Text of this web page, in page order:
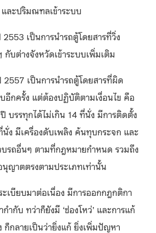
และปริมณฑลเข้าระบบ
เป็นการนำรถตู้โดยสารที่วิ่ง
กับต่างจังหวัดเข้าระบบเพิ่มเติม
2557 เป็นการนำรถตู้โดยสารที่ผิด
อีกครั้ง แต่ต้องปฏิบัติตามเงื่อนไข คือ
บรรทุกได้ไม่เกิน 14 ที่นั่ง มีการติดตั้ง
ง มีเครื่องดับเพลิง ค้นทุบกระจก และ
รถอื่นๆ ตามที่กฎหมายกำหนด รวมถึง
ญาตตรงตามประเภทเท่านั้น
เบียบมาต่อเนื่อง มีการออกกฎกติกา
ำกับ ทว่าก็ยังมี ‘ช่องโหว่’ และการแก้
ก็กลายเป็นว่ายิ่งแก้ ยิ่งเพิ่มปัญหา